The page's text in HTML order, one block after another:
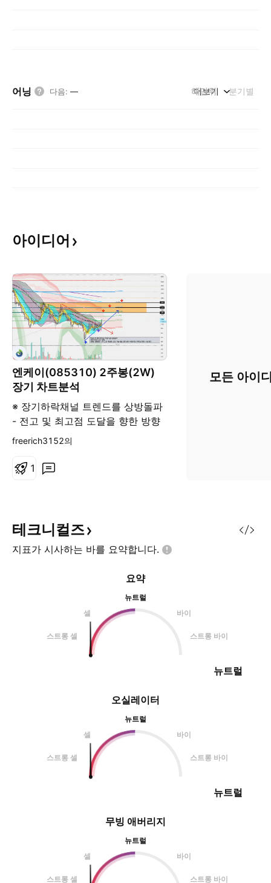
어닝 다음: — 해단위 분기별
더보기
아이디어
엔케이(085310) 2주봉(2W)
장기 차트분석
※ 장기하락채널 트렌드를 상방돌파
- 전고 및 최고점 도달을 향한 방향
성을 보아 익절 청산전략을 취할 수
렌들를 상방돌파 -상승트레드라인
freerich3152의
1
모든 아이
테크니컬즈
지표가 시사하는 바를 요약합니다.
오실레이터
뉴트럴
셀
바이
스트롱 셀 스트롱 바이
뉴트럴
요약
뉴트럴
셀
바이
스트롱 셀 스트롱 바이
뉴트럴
무빙 애버리지
뉴트럴
셀
바이
스트롱 셀 스트롱 바이